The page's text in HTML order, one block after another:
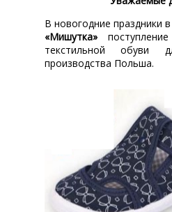
В новогодние праздники
«Мишутка»
текстильной обуви
производства Польша.